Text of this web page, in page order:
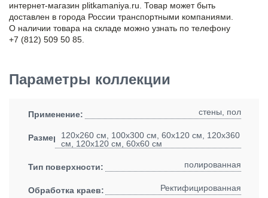
интернет-магазин plitkamaniya.ru. Товар может быть
доставлен в города России транспортными компаниями.
О наличии товара на складе можно узнать по телефону
+7 (812) 509 50 85.
Параметры коллекции
Применение: стены, пол
Размеры:120x260 см, 100x300 см, 60x120 см, 120x360
см, 120x120 см, 60x60 см
Тип поверхности: полированная
Обработка краев: Ректифицированная